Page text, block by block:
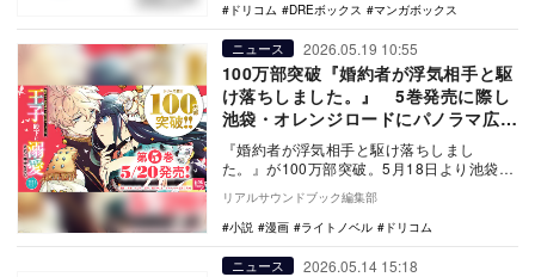
ドリコム
DREボックス マンガボックス
ニュース 2026.05.19 10:55
100万部突破『婚約者が浮気相手と駆
け落ちしました。』 5巻発売に際し
池袋・オレンジロードにパノラマ広告
も
『婚約者が浮気相手と駆け落ちしまし
た。』が100万部突破。5月18日より池袋駅
での大型広告や書店フェア、電子割引が開
始。5巻は2…
リアルサウンドブック編集部
小説
漫画 ライトノベル ドリコム
ニュース 2026.05.14 15:18